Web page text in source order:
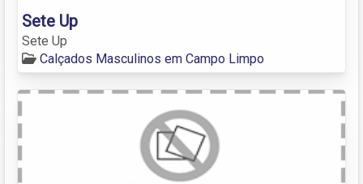
Sete Up
Sete Up
Calçados Masculinos em Campo Limpo